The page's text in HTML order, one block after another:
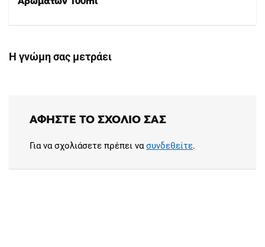
Η γνώμη σας μετράει
ΑΦΉΣΤΕ ΤΟ ΣΧΌΛΙΟ ΣΑΣ
Για να σχολιάσετε πρέπει νασυνδεθείτε.